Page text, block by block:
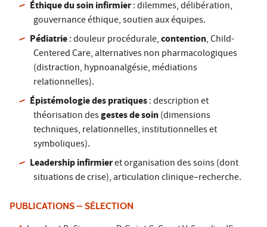
Éthique du soin infirmier: dilemmes, délibération,
gouvernance éthique, soutien aux équipes.
Pédiatrie: douleur procédurale,contention, Child-
Centered Care, alternatives non pharmacologiques
(distraction, hypnoanalgésie, médiations
relationnelles).
Épistémologie des pratiques: description et
théorisation desgestes de soin(dimensions
techniques, relationnelles, institutionnelles et
symboliques).
Leadership infirmieret organisation des soins (dont
situations de crise), articulation clinique–recherche.
PUBLICATIONS – SÉLECTION